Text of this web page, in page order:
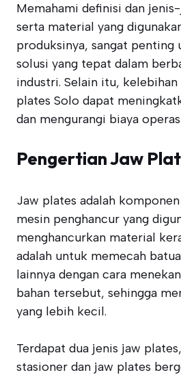
Memahami definisi dan
serta material yang
produksinya, sangat
solusi yang tepat dalam
industri. Selain itu, kelebihan
plates Solo dapat
dan mengurangi biaya
Pengertian Jaw
Jaw plates adalah
mesin penghancur yang
menghancurkan material
adalah untuk memecah
lainnya dengan cara
bahan tersebut, sehingga
yang lebih kecil.
Terdapat dua jenis jaw
stasioner dan jaw plates